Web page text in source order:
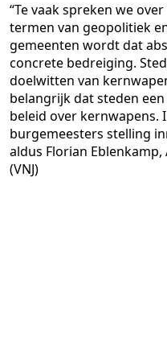
“Te vaak spreken we
termen van geopolitiek
gemeenten wordt dat
concrete bedreiging.
doelwitten van
belangrijk dat steden
beleid over kernwapens.
burgemeesters stelling
aldus Florian Eblenkamp,
(VNJ)